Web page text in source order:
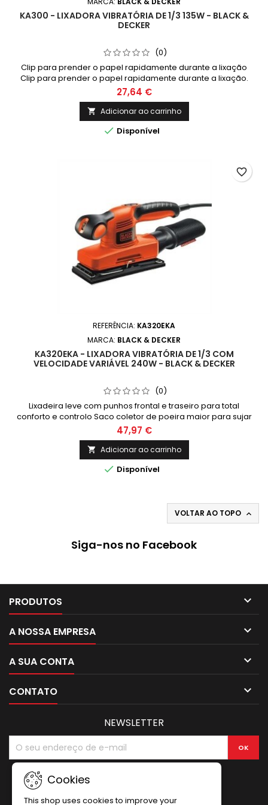
KA300 - LIXADORA VIBRATÓRIA DE 1/3 135W - BLACK &
DECKER
(0)
Clip para prender o papel rapidamente durante a lixação
Clip para prender o papel rapidamente durante a lixação.
Ajuste fácil ou remoção das lixas usadas Punho frontal
ergonómico para maior conforto na utilização
27,64 €
 Adicionar ao carrinho
 Disponível
REFERÊNCIA: KA320EKA
MARCA: BLACK & DECKER
KA320EKA - LIXADORA VIBRATÓRIA DE 1/3 COM
VELOCIDADE VARIÁVEL 240W - BLACK & DECKER
(0)
Lixadeira leve com punhos frontal e traseiro para total
conforto e controlo Saco coletor de poeira maior para sujar
menos a área de trabalho Punho frontal ergonómico para
maior conforto na utilização
47,97 €
 Adicionar ao carrinho
 Disponível
favorite_border
VOLTAR AO TOPO 
Siga-nos no Facebook
PRODUTOS 
A NOSSA EMPRESA 
A SUA CONTA 
CONTATO 
Cookies
This shop uses cookies to improve your
NEWSLETTER